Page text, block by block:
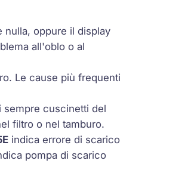
oppure il display
all'oblo o al
Le cause più frequenti
cuscinetti del
filtro o nel tamburo.
indica errore di scarico
pompa di scarico